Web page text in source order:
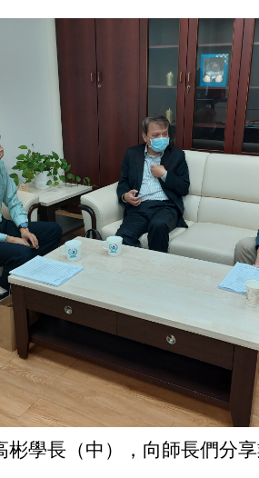
彬學長（中），向師長們分